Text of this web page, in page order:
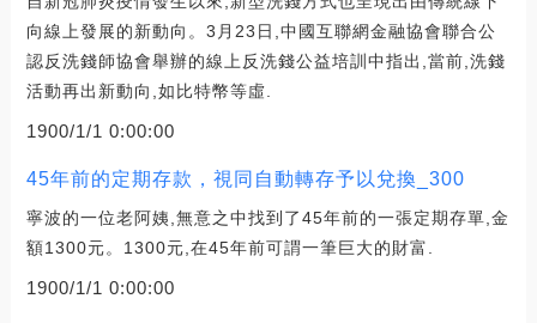
向線上發展的新動向。3月23日,中國互聯網金融協會聯合公
認反洗錢師協會舉辦的線上反洗錢公益培訓中指出,當前,洗錢
活動再出新動向,如比特幣等虛.
1900/1/1 0:00:00
45年前的定期存款，視同自動轉存予以兌換_300
寧波的一位老阿姨,無意之中找到了45年前的一張定期存單,金
額1300元。1300元,在45年前可謂一筆巨大的財富.
1900/1/1 0:00:00